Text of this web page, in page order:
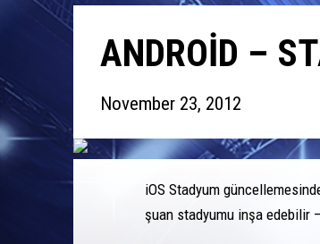
ANDROID –
November 23, 2012
iOS Stadyum
şuan stadyumu inşa edebilir